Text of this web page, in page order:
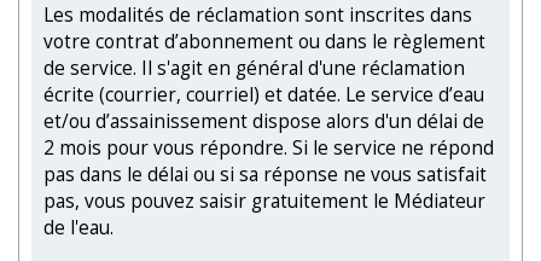
Les modalités de réclamation sont inscrites dans
votre contrat d’abonnement ou dans le règlement
de service. Il s'agit en général d'une réclamation
écrite (courrier, courriel) et datée. Le service d’eau
et/ou d’assainissement dispose alors d'un délai de
2 mois pour vous répondre. Si le service ne répond
pas dans le délai ou si sa réponse ne vous satisfait
pas, vous pouvez saisir gratuitement le Médiateur
de l'eau.